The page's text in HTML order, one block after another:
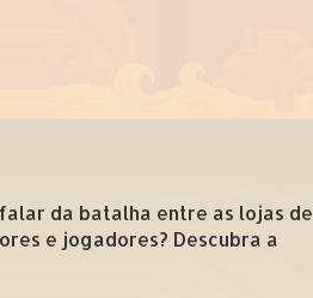
da batalha entre as lojas de
e jogadores? Descubra a